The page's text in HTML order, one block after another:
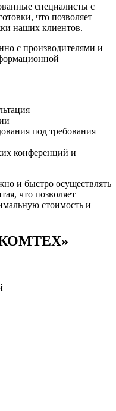
специалисты с
что позволяет
наших клиентов.
с производителями и
под требования
конференций и
и быстро осуществлять
что позволяет
стоимость и